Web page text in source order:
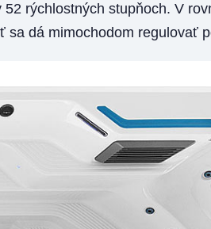
rýchlostných stupňoch. V
dá mimochodom regulovať